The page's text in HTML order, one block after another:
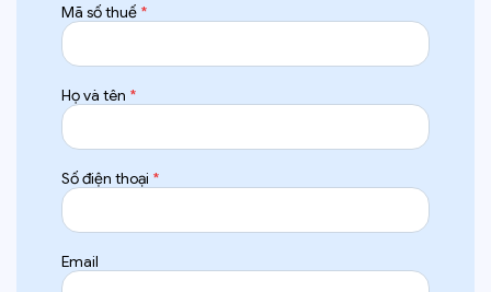
Mã số thuế *
Họ và tên *
Số điện thoại *
Email